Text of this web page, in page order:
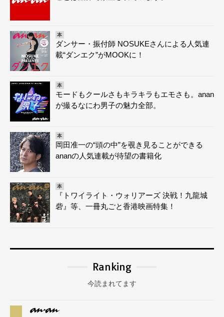
本
ダンサー・振付師 NOSUKEさんによる人気連
載“ダンエク”がMOOKに！
本
モードもクールさもキラキラもエモさも。anan
が撮るなにわ男子の魅力全部。
本
岡田准一の“頭の中”を覗き見ることができる
ananの人気連載が待望の書籍化
本
『トワイライト・ウォリアーズ 決戦！九龍城
砦』等、一冊丸ごと香港映画特集！
Ranking
今読まれてます